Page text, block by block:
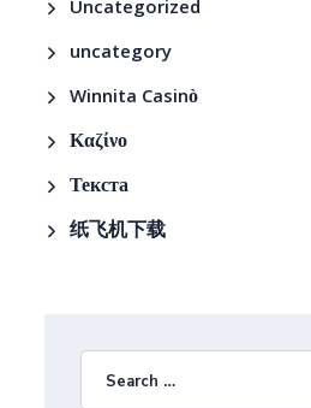
Uncategorized
uncategory
Winnita Casinò
Καζίνο
Текста
纸飞机下载